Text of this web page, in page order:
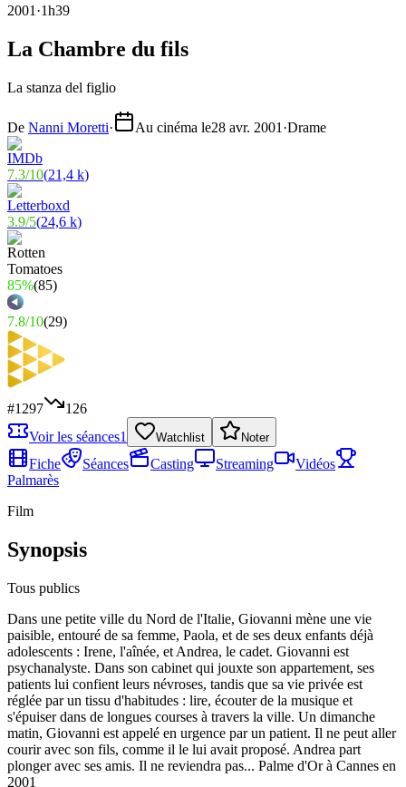
2001 ·1h39
La Chambre du fils
La stanza del figlio
De Nanni Moretti· Au cinéma le28 avr. 2001 ·Drame
7.3/10(21,4 k)
3.9/5(24,6 k)
85%(85)
7.8/10(29)
#1297
126
Voir les séances1 Watchlist Noter
Fiche Séances Casting Streaming
Vidéos
Palmarès
Film
Synopsis
Tous publics
Dans une petite ville du Nord de l'Italie, Giovanni mène une vie
paisible, entouré de sa femme, Paola, et de ses deux enfants déjà
adolescents : Irene, l'aînée, et Andrea, le cadet. Giovanni est
psychanalyste. Dans son cabinet qui jouxte son appartement, ses
patients lui confient leurs névroses, tandis que sa vie privée est
réglée par un tissu d'habitudes : lire, écouter de la musique et
s'épuiser dans de longues courses à travers la ville. Un dimanche
matin, Giovanni est appelé en urgence par un patient. Il ne peut aller
courir avec son fils, comme il le lui avait proposé. Andrea part
plonger avec ses amis. Il ne reviendra pas... Palme d'Or à Cannes en
2001